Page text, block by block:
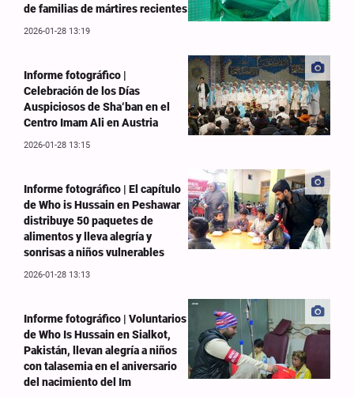
de familias de mártires recientes
2026-01-28 13:19
Informe fotográfico |
Celebración de los Días
Auspiciosos de Sha‘ban en el
Centro Imam Ali en Austria
2026-01-28 13:15
Informe fotográfico | El capítulo
de Who is Hussain en Peshawar
distribuye 50 paquetes de
alimentos y lleva alegría y
sonrisas a niños vulnerables
2026-01-28 13:13
Informe fotográfico | Voluntarios
de Who Is Hussain en Sialkot,
Pakistán, llevan alegría a niños
con talasemia en el aniversario
del nacimiento del Im